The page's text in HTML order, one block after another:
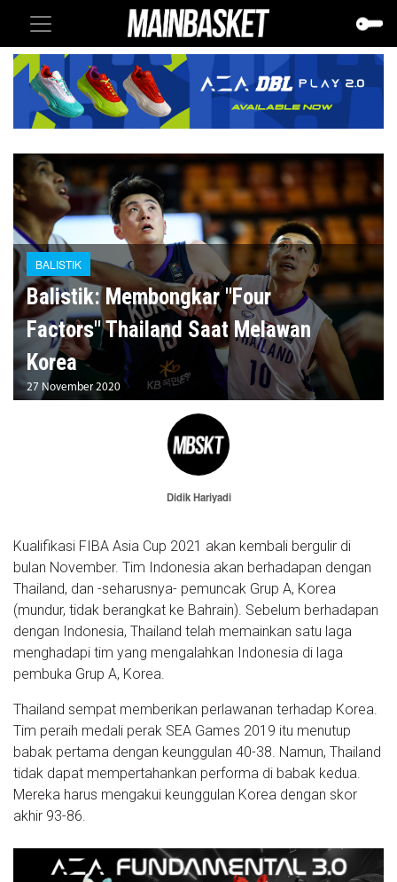
BALISTIK
Balistik: Membongkar "Four
Factors" Thailand Saat Melawan
Korea
27 November 2020
Didik Hariyadi
Kualifikasi FIBA Asia Cup 2021 akan kembali bergulir di
bulan November. Tim Indonesia akan berhadapan dengan
Thailand, dan -seharusnya- pemuncak Grup A, Korea
(mundur, tidak berangkat ke Bahrain). Sebelum berhadapan
dengan Indonesia, Thailand telah memainkan satu laga
menghadapi tim yang mengalahkan Indonesia di laga
pembuka Grup A, Korea.
Thailand sempat memberikan perlawanan terhadap Korea.
Tim peraih medali perak SEA Games 2019 itu menutup
babak pertama dengan keunggulan 40-38. Namun, Thailand
tidak dapat mempertahankan performa di babak kedua.
Mereka harus mengakui keunggulan Korea dengan skor
akhir 93-86.